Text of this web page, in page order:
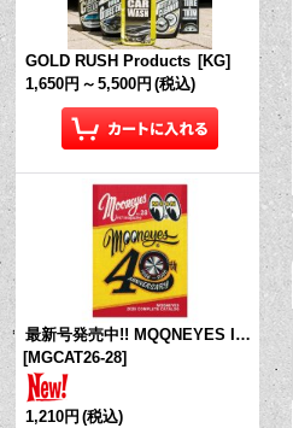
GOLD RUSH Products [KG]
1,650円 ～ 5,500円 (税込)
最新号発売中!! MQQNEYES International Magazine No.28 2026
[MGCAT26-28]
1,210円 (税込)